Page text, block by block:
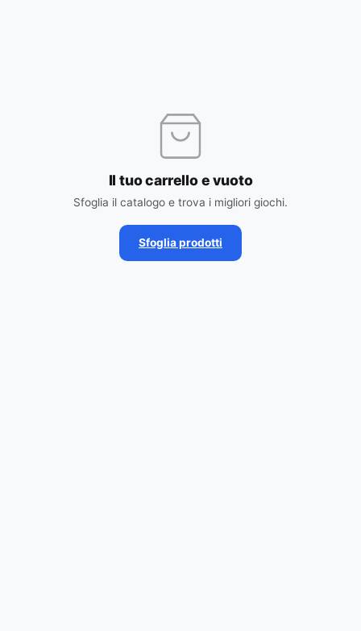
Il tuo carrello e vuoto
Sfoglia il catalogo e trova i migliori giochi.
Sfoglia prodotti